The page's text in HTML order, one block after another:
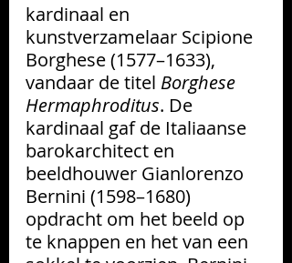
kardinaal en
kunstverzamelaar Scipione
Borghese (1577–1633),
vandaar de titel Borghese
Hermaphroditus. De
kardinaal gaf de Italiaanse
barokarchitect en
beeldhouwer Gianlorenzo
Bernini (1598–1680)
opdracht om het beeld op
te knappen en het van een